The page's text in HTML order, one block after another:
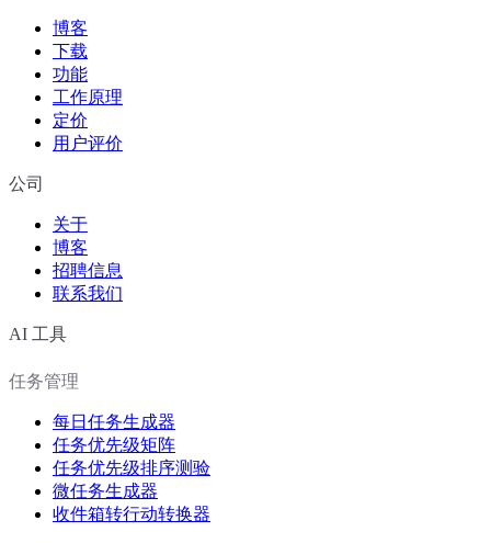
博客
下载
功能
工作原理
定价
用户评价
公司
关于
博客
招聘信息
联系我们
AI 工具
任务管理
每日任务生成器
任务优先级矩阵
任务优先级排序测验
微任务生成器
收件箱转行动转换器